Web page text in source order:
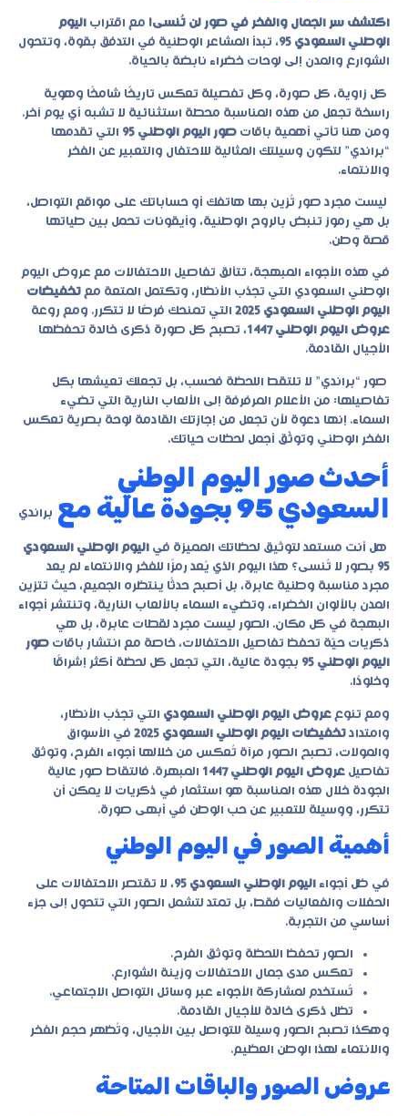
اكتشف سر الجمال والفخر في صور لن تُنسى! مع اقتراب اليوم
الوطني السعودي 95
، تبدأ المشاعر الوطنية في التدفق بقوة، وتتحول
الشوارع والمدن إلى لوحات خضراء نابضة بالحياة.
كل زاوية، كل صورة، وكل تفصيلة تعكس تاريخًا شامخًا وهوية
راسخة تجعل من هذه المناسبة محطة استثنائية لا تشبه أي يوم آخر.
ومن هنا تأتي أهمية باقات صور اليوم الوطني 95
التي تقدمها
“براندي” لتكون وسيلتك المثالية للاحتفال والتعبير عن الفخر
والانتماء.
ليست مجرد صور تُزين بها هاتفك أو حساباتك على مواقع التواصل،
بل هي رموز تنبض بالروح الوطنية، وأيقونات تحمل بين طياتها
قصة وطن.
في هذه الأجواء المبهجة، تتألق تفاصيل الاحتفالات مع عروض اليوم
الوطني السعودي التي تجذب الأنظار، وتكتمل المتعة مع تخفيضات
اليوم الوطني السعودي 2025
التي تمنحك فرصًا لا تتكرر. ومع روعة
عروض اليوم الوطني 1447
، تصبح كل صورة ذكرى خالدة تحفظها
الأجيال القادمة.
صور “براندي” لا تلتقط اللحظة فحسب، بل تجعلك تعيشها بكل
تفاصيلها: من الأعلام المرفرفة إلى الألعاب النارية التي تضيء
السماء. إنها دعوة لأن تجعل من إجازتك القادمة لوحة بصرية تعكس
الفخر الوطني وتوثّق أجمل لحظات حياتك.
أحدث صور اليوم الوطني
السعودي 95 بجودة عالية مع
براندي
هل أنت مستعد لتوثيق لحظاتك المميزة في اليوم الوطني السعودي
95 بصور لا تُنسى؟ هذا اليوم الذي يُعد رمزًا للفخر والانتماء لم يعد
مجرد مناسبة وطنية عابرة، بل أصبح حدثًا ينتظره الجميع، حيث تتزين
المدن بالألوان الخضراء، وتضيء السماء بالألعاب النارية، وتنتشر أجواء
البهجة في كل مكان. الصور ليست مجرد لقطات عابرة، بل هي
ذكريات حيّة تحفظ تفاصيل الاحتفالات، خاصة مع انتشار باقات صور
اليوم الوطني 95
بجودة عالية، التي تجعل كل لحظة أكثر إشراقًا
وخلودًا.
ومع تنوع عروض اليوم الوطني السعودي التي تجذب الأنظار،
وامتداد تخفيضات اليوم الوطني السعودي 2025
في الأسواق
والمولات، تصبح الصور مرآة تُعكس من خلالها أجواء الفرح، وتوثق
تفاصيل عروض اليوم الوطني 1447
المبهرة. فالتقاط صور عالية
الجودة خلال هذه المناسبة هو استثمار في ذكريات لا يمكن أن
تتكرر، ووسيلة للتعبير عن حب الوطن في أبهى صورة.
أهمية الصور في اليوم الوطني
في ظل أجواء اليوم الوطني السعودي 95
، لا تقتصر الاحتفالات على
الحفلات والفعاليات فقط، بل تمتد لتشمل الصور التي تتحول إلى جزء
أساسي من التجربة.
الصور تحفظ اللحظة وتوثق الفرح.
تعكس مدى جمال الاحتفالات وزينة الشوارع.
تُستخدم لمشاركة الأجواء عبر وسائل التواصل الاجتماعي.
تظل ذكرى خالدة للأجيال القادمة.
وهكذا تصبح الصور وسيلة للتواصل بين الأجيال، وتُظهر حجم الفخر
والانتماء لهذا الوطن العظيم.
عروض الصور والباقات المتاحة